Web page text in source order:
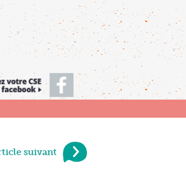
suivant